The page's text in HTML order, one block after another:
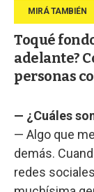
Toqué
adelante?
personas
— ¿Cuáles
— Algo que
demás.
redes